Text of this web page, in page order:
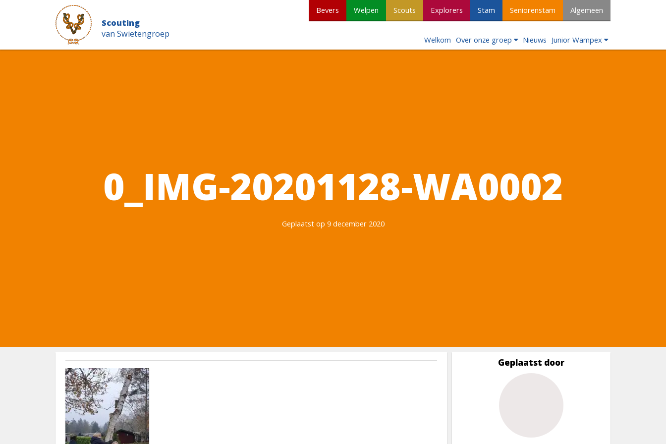
Scouting
van Swietengroep
Bevers Welpen Scouts Explorers Stam Seniorenstam Algemeen
Welkom Over onze groep Nieuws Junior Wampex
0_IMG-20201128-WA0002
Geplaatst op 9 december 2020
Geplaatst door